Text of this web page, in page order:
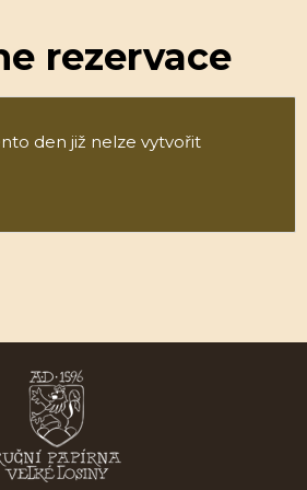
rezervace
den již nelze vytvořit